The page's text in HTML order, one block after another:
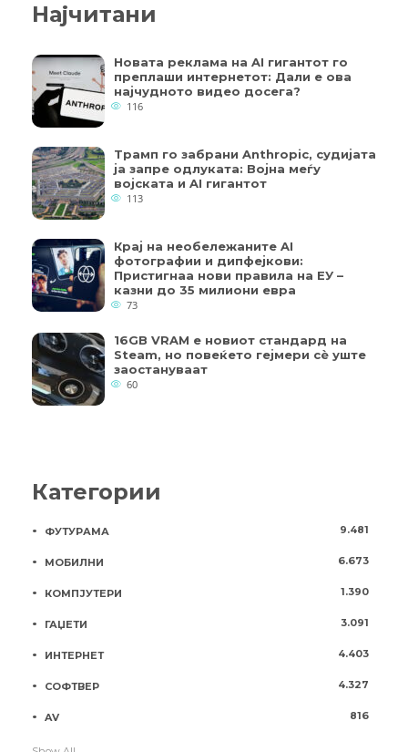
Најчитани
Новата реклама на AI гигантот го
преплаши интернетот: Дали е ова
најчудното видео досега?
116
Трамп го забрани Anthropic, судијата
ја запре одлуката: Војна меѓу
војската и AI гигантот
113
Крај на необележаните AI
фотографии и дипфејкови:
Пристигнаа нови правила на ЕУ –
казни до 35 милиони евра
73
16GB VRAM е новиот стандард на
Steam, но повеќето гејмери ​​сè уште
заостануваат
60
Категории
ФУТУРАМА 9.481
МОБИЛНИ 6.673
КОМПЈУТЕРИ 1.390
ГАЏЕТИ 3.091
ИНТЕРНЕТ 4.403
СОФТВЕР 4.327
AV 816